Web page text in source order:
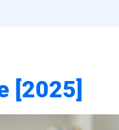
[2025]